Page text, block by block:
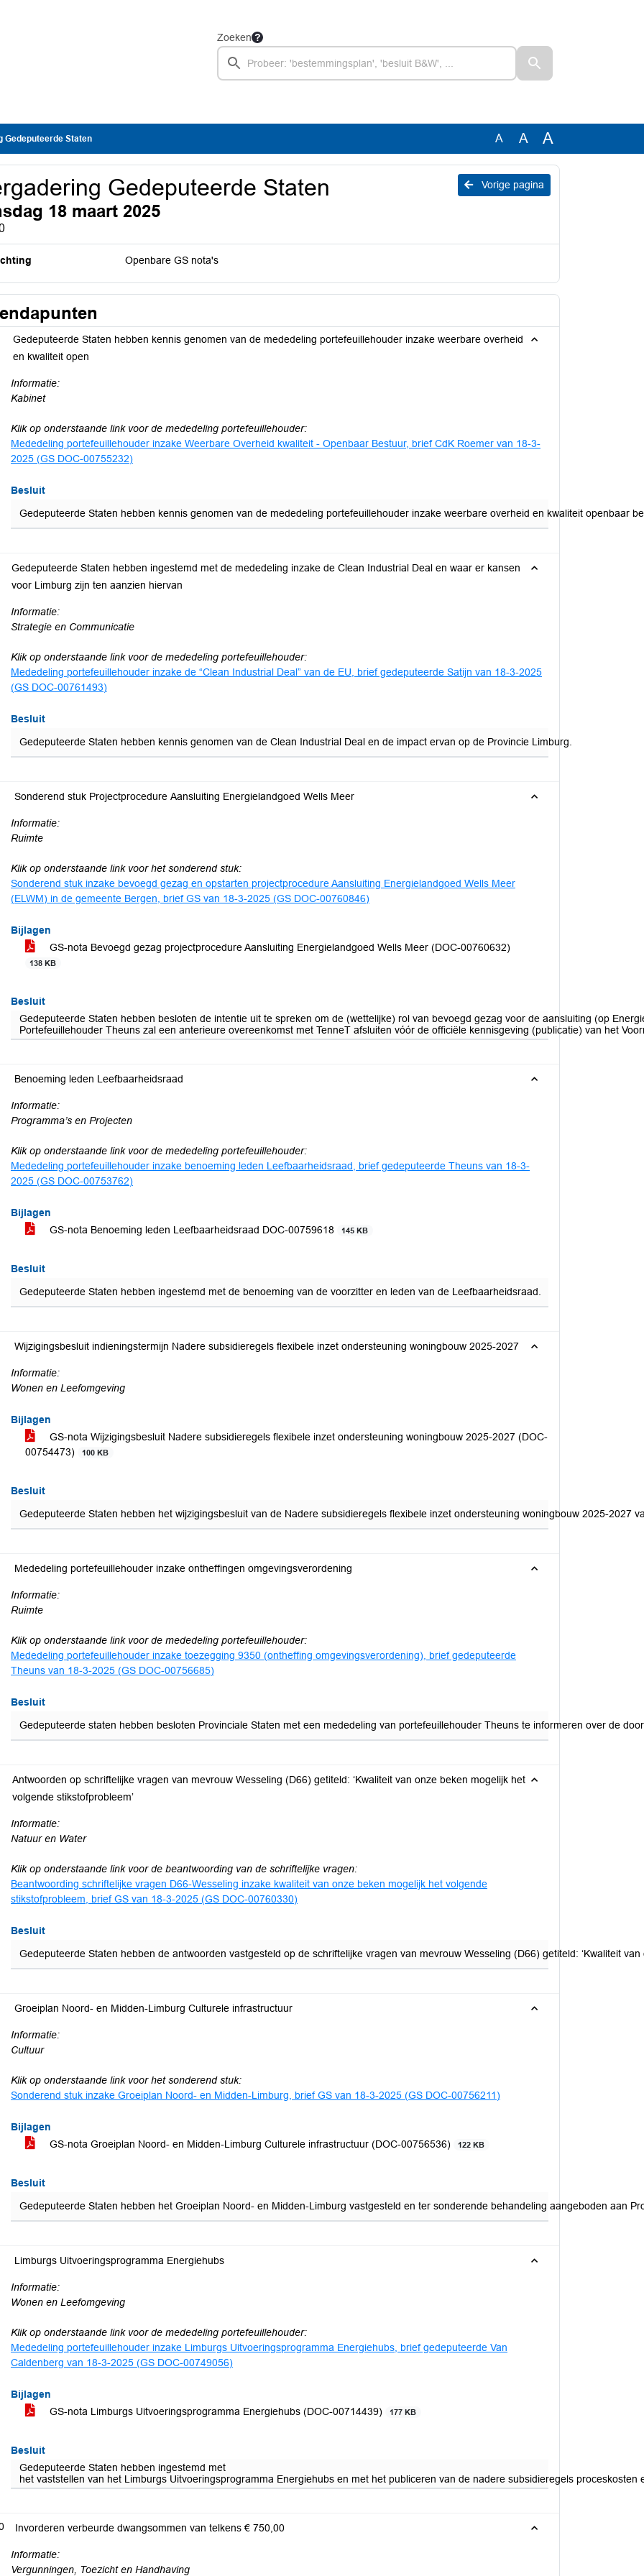
Zoeken
Gedeputeerde Staten A A A
Vorige pagina
Gedeputeerde Staten
18 maart 2025
Openbare GS nota's
Gedeputeerde Staten hebben kennis genomen van de mededeling portefeuillehouder inzake weerbare overheid
en kwaliteit open
Informatie:
Kabinet
Klik op onderstaande link voor de mededeling portefeuillehouder:
Mededeling portefeuillehouder inzake Weerbare Overheid kwaliteit - Openbaar Bestuur, brief CdK Roemer van 18-3-
2025 (GS DOC-00755232)
Besluit
Gedeputeerde Staten hebben kennis genomen van de mededeling portefeuillehouder inzake weerbare overheid en kwaliteit openbaar
Gedeputeerde Staten hebben ingestemd met de mededeling inzake de Clean Industrial Deal en waar er kansen
voor Limburg zijn ten aanzien hiervan
Informatie:
Strategie en Communicatie
Klik op onderstaande link voor de mededeling portefeuillehouder:
Mededeling portefeuillehouder inzake de “Clean Industrial Deal” van de EU, brief gedeputeerde Satijn van 18-3-2025
(GS DOC-00761493)
Besluit
Gedeputeerde Staten hebben kennis genomen van de Clean Industrial Deal en de impact ervan op de Provincie Limburg.
Sonderend stuk Projectprocedure Aansluiting Energielandgoed Wells Meer
Informatie:
Ruimte
Klik op onderstaande link voor het sonderend stuk:
Sonderend stuk inzake bevoegd gezag en opstarten projectprocedure Aansluiting Energielandgoed Wells Meer
(ELWM) in de gemeente Bergen, brief GS van 18-3-2025 (GS DOC-00760846)
Bijlagen
GS-nota Bevoegd gezag projectprocedure Aansluiting Energielandgoed Wells Meer (DOC-00760632)
138 KB
Besluit
Gedeputeerde Staten hebben besloten de intentie uit te spreken om de (wettelijke) rol van bevoegd gezag voor de aansluiting (op
Portefeuillehouder Theuns zal een anterieure overeenkomst met TenneT afsluiten vóór de officiële kennisgeving (publicatie) van het
Benoeming leden Leefbaarheidsraad
Informatie:
Programma’s en Projecten
Klik op onderstaande link voor de mededeling portefeuillehouder:
Mededeling portefeuillehouder inzake benoeming leden Leefbaarheidsraad, brief gedeputeerde Theuns van 18-3-
2025 (GS DOC-00753762)
Bijlagen
GS-nota Benoeming leden Leefbaarheidsraad DOC-00759618
145 KB
Besluit
Gedeputeerde Staten hebben ingestemd met de benoeming van de voorzitter en leden van de Leefbaarheidsraad.
Wijzigingsbesluit indieningstermijn Nadere subsidieregels flexibele inzet ondersteuning woningbouw 2025-2027
Informatie:
Wonen en Leefomgeving
Bijlagen
GS-nota Wijzigingsbesluit Nadere subsidieregels flexibele inzet ondersteuning woningbouw 2025-2027 (DOC-
00754473)
100 KB
Besluit
Gedeputeerde Staten hebben het wijzigingsbesluit van de Nadere subsidieregels flexibele inzet ondersteuning woningbouw 2025-2027
Mededeling portefeuillehouder inzake ontheffingen omgevingsverordening
Informatie:
Ruimte
Klik op onderstaande link voor de mededeling portefeuillehouder:
Mededeling portefeuillehouder inzake toezegging 9350 (ontheffing omgevingsverordening), brief gedeputeerde
Theuns van 18-3-2025 (GS DOC-00756685)
Besluit
Gedeputeerde staten hebben besloten Provinciale Staten met een mededeling van portefeuillehouder Theuns te informeren over de
Antwoorden op schriftelijke vragen van mevrouw Wesseling (D66) getiteld: ‘Kwaliteit van onze beken mogelijk het
volgende stikstofprobleem’
Informatie:
Natuur en Water
Klik op onderstaande link voor de beantwoording van de schriftelijke vragen:
Beantwoording schriftelijke vragen D66-Wesseling inzake kwaliteit van onze beken mogelijk het volgende
stikstofprobleem, brief GS van 18-3-2025 (GS DOC-00760330)
Besluit
Gedeputeerde Staten hebben de antwoorden vastgesteld op de schriftelijke vragen van mevrouw Wesseling (D66) getiteld: ‘Kwaliteit
Groeiplan Noord- en Midden-Limburg Culturele infrastructuur
Informatie:
Cultuur
Klik op onderstaande link voor het sonderend stuk:
Sonderend stuk inzake Groeiplan Noord- en Midden-Limburg, brief GS van 18-3-2025 (GS DOC-00756211)
Bijlagen
GS-nota Groeiplan Noord- en Midden-Limburg Culturele infrastructuur (DOC-00756536)
122 KB
Besluit
Gedeputeerde Staten hebben het Groeiplan Noord- en Midden-Limburg vastgesteld en ter sonderende behandeling aangeboden aan
Limburgs Uitvoeringsprogramma Energiehubs
Informatie:
Wonen en Leefomgeving
Klik op onderstaande link voor de mededeling portefeuillehouder:
Mededeling portefeuillehouder inzake Limburgs Uitvoeringsprogramma Energiehubs, brief gedeputeerde Van
Caldenberg van 18-3-2025 (GS DOC-00749056)
Bijlagen
GS-nota Limburgs Uitvoeringsprogramma Energiehubs (DOC-00714439)
177 KB
Besluit
Gedeputeerde Staten hebben ingestemd met
het vaststellen van het Limburgs Uitvoeringsprogramma Energiehubs en met het publiceren van de nadere subsidieregels
Invorderen verbeurde dwangsommen van telkens € 750,00
Informatie:
Vergunningen, Toezicht en Handhaving